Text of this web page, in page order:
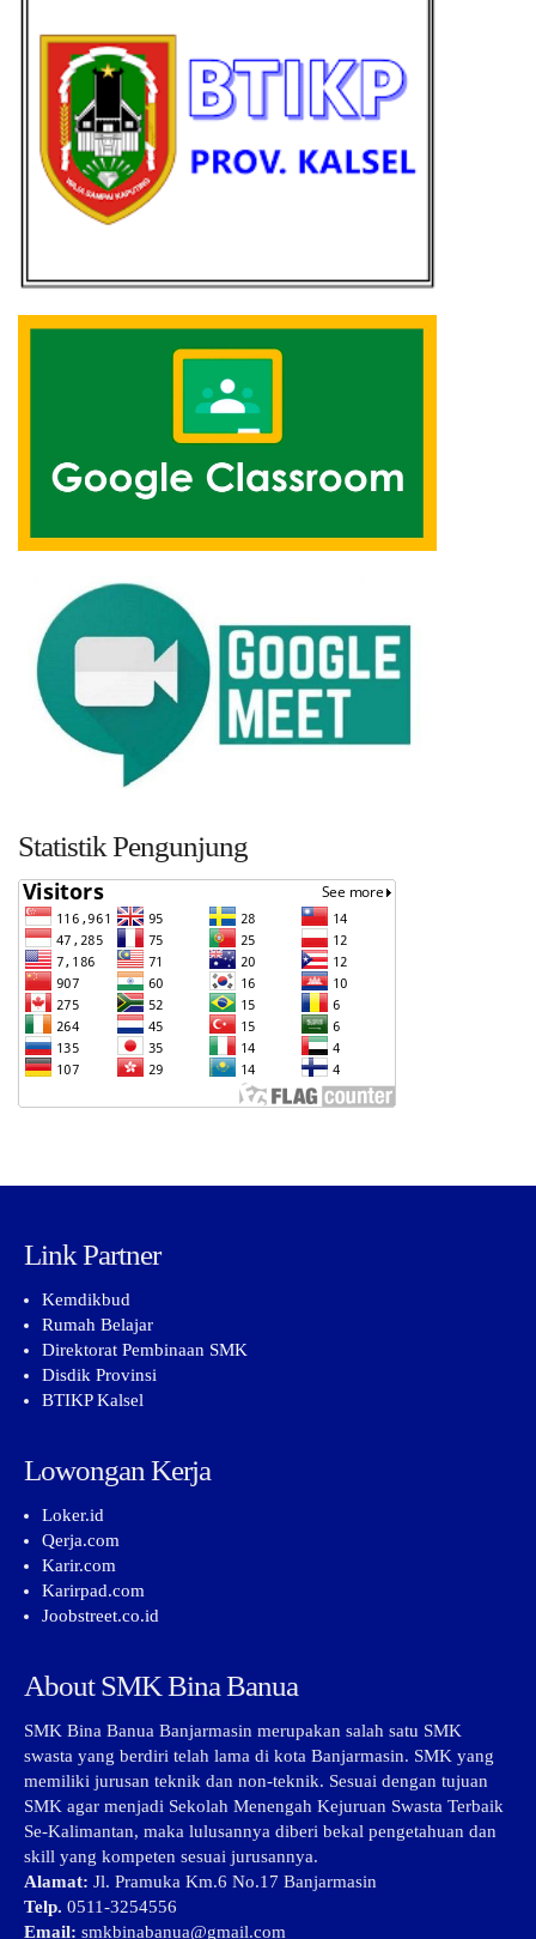
Statistik Pengunjung
Link Partner
Kemdikbud
Rumah Belajar
Direktorat Pembinaan SMK
Disdik Provinsi
BTIKP Kalsel
Lowongan Kerja
Loker.id
Qerja.com
Karir.com
Karirpad.com
Joobstreet.co.id
About SMK Bina Banua
SMK Bina Banua Banjarmasin merupakan salah satu SMK
swasta yang berdiri telah lama di kota Banjarmasin. SMK yang
memiliki jurusan teknik dan non-teknik. Sesuai dengan tujuan
SMK agar menjadi Sekolah Menengah Kejuruan Swasta Terbaik
Se-Kalimantan, maka lulusannya diberi bekal pengetahuan dan
skill yang kompeten sesuai jurusannya.
Alamat: Jl. Pramuka Km.6 No.17 Banjarmasin
Telp. 0511-3254556
Email: smkbinabanua@gmail.com